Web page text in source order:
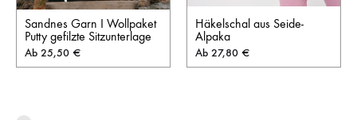
Sandnes Garn I Wollpaket
Putty gefilzte Sitzunterlage
Ab 25,50 €
Häkelschal aus Seide-
Alpaka
Ab 27,80 €